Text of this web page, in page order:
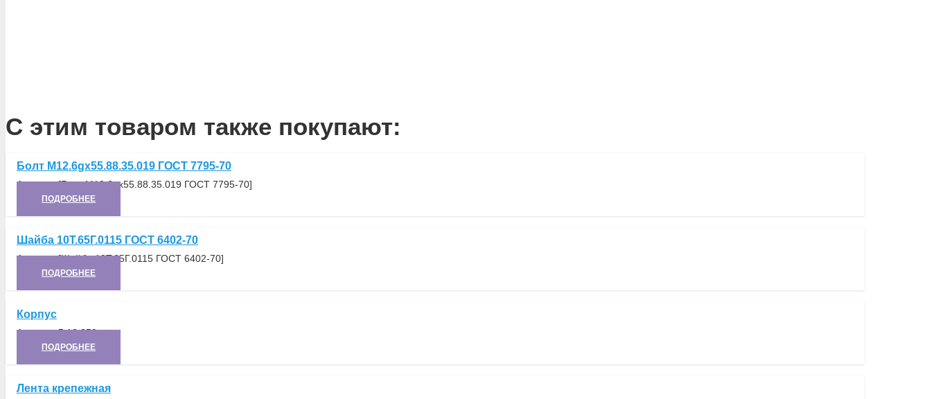
С этим товаром также покупают:
Болт М12.6gх55.88.35.019 ГОСТ 7795-70
Артикул:[Болт М12.6gх55.88.35.019 ГОСТ 7795-70]
ПОДРОБНЕЕ
Шайба 10Т.65Г.0115 ГОСТ 6402-70
Артикул:[Шайба 10Т.65Г.0115 ГОСТ 6402-70]
ПОДРОБНЕЕ
Корпус
Артикул:5.10.259
ПОДРОБНЕЕ
Лента крепежная